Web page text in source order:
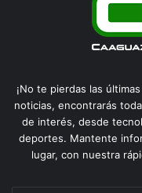
¡No te pierdas las
noticias, encontrarás
de interés, desde
deportes. Mantente
lugar, con nuestra